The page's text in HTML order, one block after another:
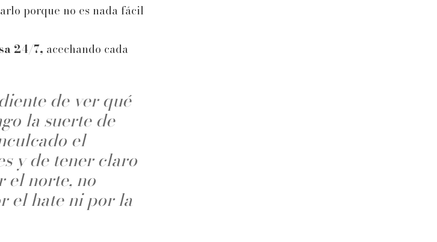
porque no es nada fácil
24/7, acechando cada
de ver qué
la suerte de
el
y de tener claro
el norte, no
elhateni por la